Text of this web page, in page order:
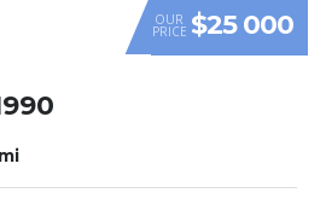
OUR
PRICE $25 000